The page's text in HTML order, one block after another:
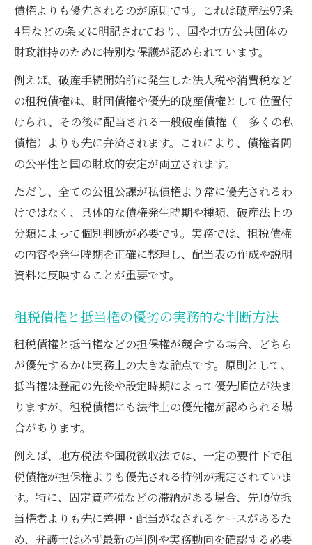
債権よりも優先されるのが原則です。これは破産法97条
4号などの条文に明記されており、国や地方公共団体の
財政維持のために特別な保護が認められています。
例えば、破産手続開始前に発生した法人税や消費税など
の租税債権は、財団債権や優先的破産債権として位置付
けられ、その後に配当される一般破産債権（＝多くの私
債権）よりも先に弁済されます。これにより、債権者間
の公平性と国の財政的安定が両立されます。
ただし、全ての公租公課が私債権より常に優先されるわ
けではなく、具体的な債権発生時期や種類、破産法上の
分類によって個別判断が必要です。実務では、租税債権
の内容や発生時期を正確に整理し、配当表の作成や説明
資料に反映することが重要です。
租税債権と抵当権の優劣の実務的な判断方法
租税債権と抵当権などの担保権が競合する場合、どちら
が優先するかは実務上の大きな論点です。原則として、
抵当権は登記の先後や設定時期によって優先順位が決ま
りますが、租税債権にも法律上の優先権が認められる場
合があります。
例えば、地方税法や国税徴収法では、一定の要件下で租
税債権が担保権よりも優先される特例が規定されていま
す。特に、固定資産税などの滞納がある場合、先順位抵
当権者よりも先に差押・配当がなされるケースがあるた
め、弁護士は必ず最新の判例や実務動向を確認する必要